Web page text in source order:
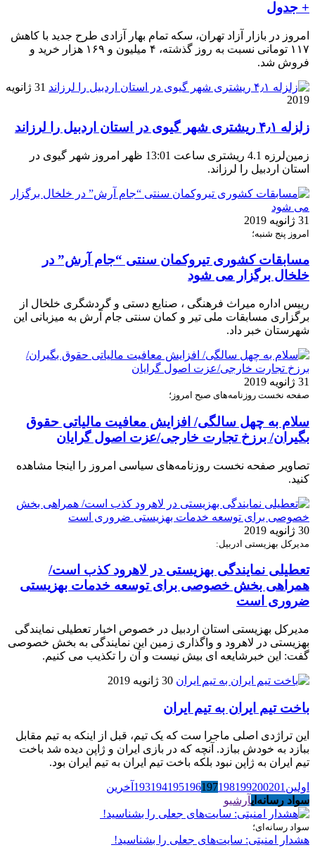
+ جدول
امروز در بازار آزاد تهران، سکه تمام بهار آزادی طرح جدید با کاهش
۱۱۷ تومانی نسبت به روز گذشته، ۴ میلیون و ۱۶۹ هزار خرید و
فروش شد.
31 ژانویه
2019
زلزله ۴٫۱ ریشتری شهر گیوی در استان اردبیل را لرزاند
زمین‌لرزه 4.1 ریشتری ساعت 13:01 ظهر امروز شهر گیوی در
استان اردبیل را لرزاند.
31 ژانویه 2019
امروز پنج شنبه؛
مسابقات کشوری تیروکمان سنتی “جام آرش” در
خلخال برگزار می شود
رییس اداره میراث فرهنگی ، صنایع دستی و گردشگری خلخال از
برگزاری مسابقات ملی تیر و کمان سنتی جام آرش به میزبانی این
شهرستان خبر داد.
31 ژانویه 2019
صفحه نخست روزنامه‌های صبح امروز؛
سلام به چهل سالگی/ افزایش معافیت مالیاتی حقوق
بگیران/ برزخ تجارت خارجی/عزت اصول گرایان
تصاویر صفحه نخست روزنامه‌های سیاسی امروز را اینجا مشاهده
کنید.
30 ژانویه 2019
مدیرکل بهزیستی ادربیل:
تعطیلی نمایندگی بهزیستی در لاهرود کذب است/
همراهی بخش خصوصی برای توسعه خدمات بهزیستی
ضروری است
مدیرکل بهزیستی استان اردبیل در خصوص اخبار تعطیلی نمایندگی
بهزیستی در لاهرود و واگذاری زمین این نمایندگی به بخش خصوصی
گفت: این خبرشایعه ای بیش نیست و آن را تکذیب می کنیم.
30 ژانویه 2019
باخت تیم ایران به تیم ایران
این تراژدی اصلی ماجرا ست که یک تیم، قبل از اینکه به تیم مقابل
ببازد به خودش ببازد. آنچه که در بازی ایران و ژاپن دیده شد باخت
تیم ایران به ژاپن نبود بلکه باخت تیم ایران به تیم ایران بود.
اولین 193194195196197198199200201
آخرین
سواد رسانه‌ایآرشیو
سواد رسانه‌ای؛
هشدار امنیتی: سایت‌های جعلی را بشناسید!